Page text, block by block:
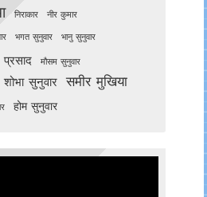
निराकार नीर कुमार
भगत सुनुवार भानु सुनुवार
मौसम सुनुवार
शोभा सुनुवार समीर मुखिया
होम सुनुवार